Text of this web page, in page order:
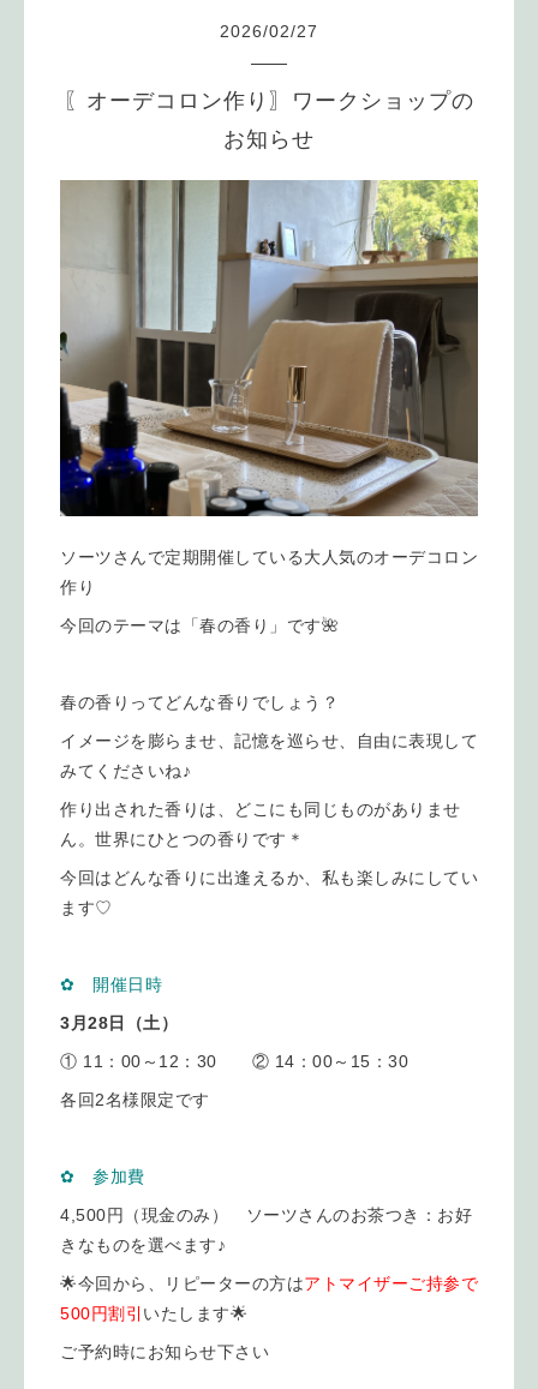
2026/02/27
〖オーデコロン作り〗ワークショップの
お知らせ
ソーツさんで定期開催している大人気のオーデコロン
作り
今回のテーマは「春の香り」です🌺
春の香りってどんな香りでしょう？
イメージを膨らませ、記憶を巡らせ、自由に表現して
みてくださいね♪
作り出された香りは、どこにも同じものがありませ
ん。世界にひとつの香りです＊
今回はどんな香りに出逢えるか、私も楽しみにしてい
ます♡
✿ 開催日時
3月28日（土）
① 11：00～12：30 ② 14：00～15：30
各回2名様限定です
✿ 参加費
4,500円（現金のみ） ソーツさんのお茶つき：お好
きなものを選べます♪
🌟今回から、リピーターの方はアトマイザーご持参で
500円割引 いたします🌟
ご予約時にお知らせ下さい